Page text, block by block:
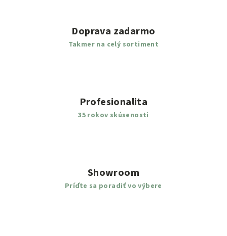
Doprava zadarmo
Takmer na celý sortiment
Profesionalita
35 rokov skúsenosti
Showroom
Príďte sa poradiť vo výbere